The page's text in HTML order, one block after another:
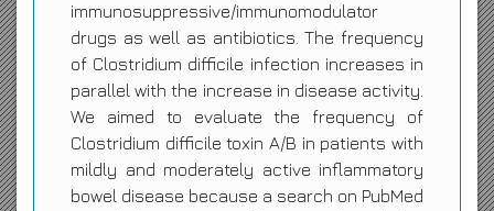
immunosuppressive/immunomodulator
drugs as well as antibiotics. The frequency
of Clostridium difficile infection increases in
parallel with the increase in disease activity.
We aimed to evaluate the frequency of
Clostridium difficile toxin A/B in patients with
mildly and moderately active inflammatory
bowel disease because a search on PubMed